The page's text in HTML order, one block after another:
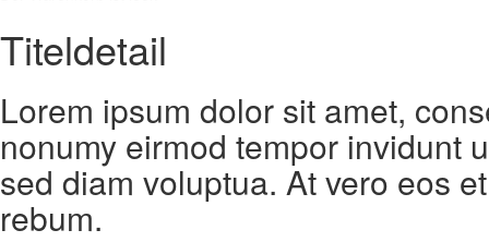
Titeldetail
Lorem ipsum dolor sit amet,
nonumy eirmod tempor invidunt
sed diam voluptua. At vero eos
rebum.